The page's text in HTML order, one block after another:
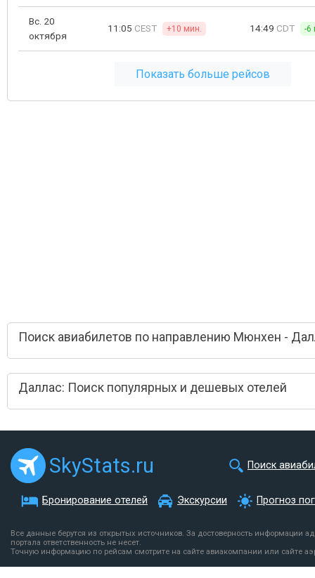
Вс. 20
октября
11:05 CEST +10 мин. 14:49 CDT -6
Показать больше рейсов
Поиск авиабилетов по направлению Мюнхен -
Даллас: Поиск популярных и дешевых отелей
SkyStats.ru Поиск
Бронирование отелей Экскурсии Прогноз
Все данные берутся из открытых источников. За достоверность информации
портала ответственность не несет.
Точную информацию по рейсам смотрите на сайте авиакомпании или сайте